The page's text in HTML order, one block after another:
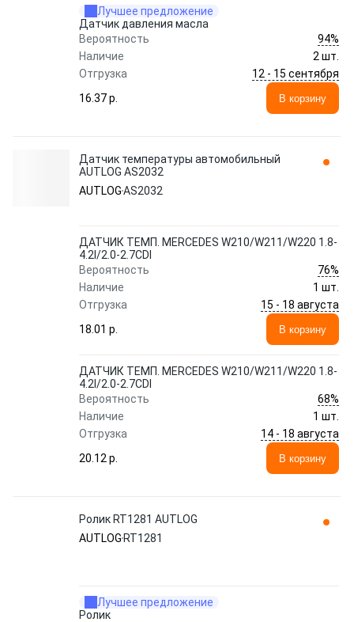
Лучшее предложение
Датчик давления масла
Вероятность
94%
Наличие
2 шт.
Отгрузка
12 - 15 сентября
16.37 p.
В корзину
Датчик температуры автомобильный
AUTLOG AS2032
AUTLOGAS2032
ДАТЧИК ТЕМП. MERCEDES W210/W211/W220 1.8-
4.2I/2.0-2.7CDI
Вероятность
76%
Наличие
1 шт.
Отгрузка
15 - 18 августа
18.01 p.
В корзину
ДАТЧИК ТЕМП. MERCEDES W210/W211/W220 1.8-
4.2I/2.0-2.7CDI
Вероятность
68%
Наличие
1 шт.
Отгрузка
14 - 18 августа
20.12 p.
В корзину
Ролик RT1281 AUTLOG
AUTLOG RT1281
Лучшее предложение
Ролик